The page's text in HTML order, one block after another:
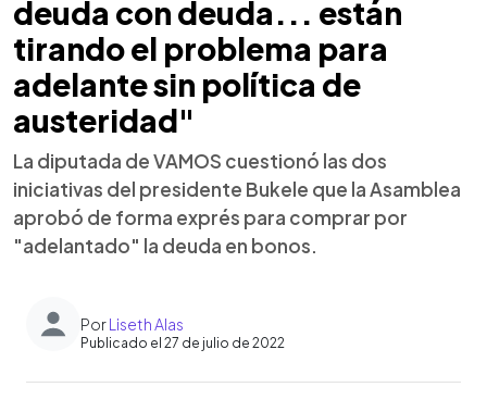
deuda con deuda... están
tirando el problema para
adelante sin política de
austeridad"
La diputada de VAMOS cuestionó las dos
iniciativas del presidente Bukele que la Asamblea
aprobó de forma exprés para comprar por
"adelantado" la deuda en bonos.
PorLiseth Alas
Publicado el 27 de julio de 2022